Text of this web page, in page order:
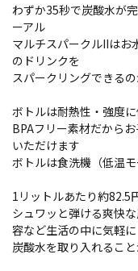
わずか35秒で炭酸水が
ーアル
マルチスパークルIIはお
のドリンクを
スパークリングできる
ボトルは耐熱性・強度
BPAフリー素材だから
いただけます
ボトルは食洗機（低温
1リットルあたり約82.5
シュワッと弾ける爽快
容など生活の中に気軽に
炭酸水を取り入れるこ